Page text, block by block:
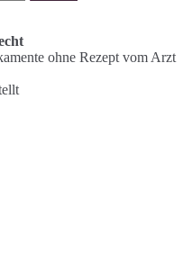
ohne Rezept vom Arzt